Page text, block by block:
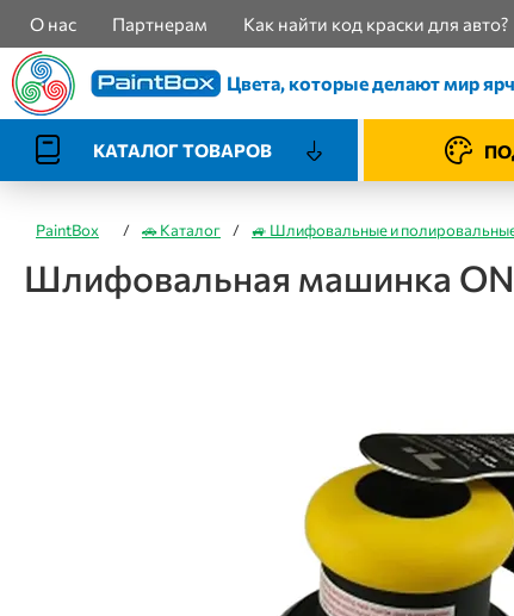
О нас Партнерам Как найти код краски для авто?
Цвета, которые делают мир
КАТАЛОГ ТОВАРОВ
PaintBox / 🚗 Каталог / 🚙 Шлифовальные и
Шлифовальная машинка